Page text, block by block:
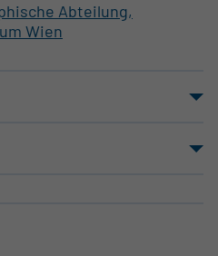
Abteilung,
Wien